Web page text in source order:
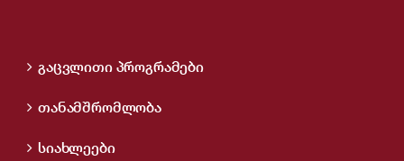
გაცვლითი პროგრამები
თანამშრომლობა
სიახლეები